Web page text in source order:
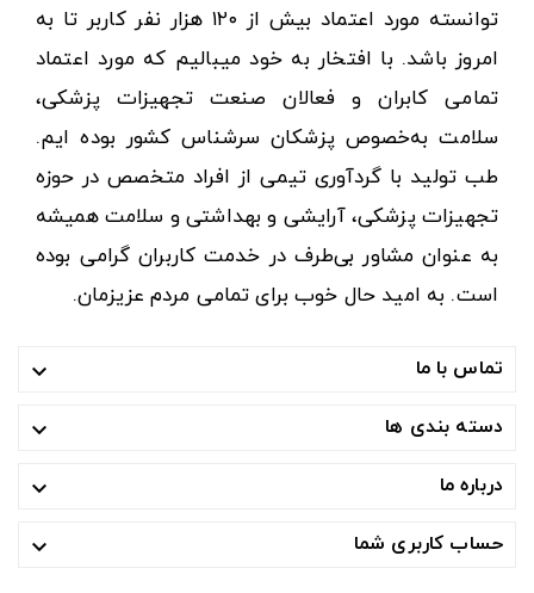
توانسته مورد اعتماد بیش از ۱۲۰ هزار نفر کاربر تا به
امروز باشد. با افتخار به خود میبالیم که مورد اعتماد
تمامی کابران و فعالان صنعت تجهیزات پزشکی،
سلامت به‌خصوص پزشکان سرشناس کشور بوده ایم.
طب تولید با گردآوری تیمی از افراد متخصص در حوزه
تجهیزات پزشکی، آرایشی و بهداشتی و سلامت همیشه
به عنوان مشاور بی‌طرف در خدمت کاربران گرامی بوده
است. به امید حال خوب برای تمامی مردم عزیزمان.
تماس با ما 
دسته بندی ها 
درباره ما 
حساب کاربری شما 